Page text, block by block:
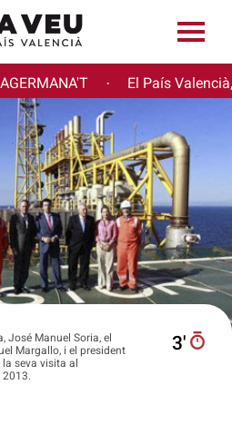
· El País
José Manuel Soria, el
Margallo, i el president
seva visita al
3′